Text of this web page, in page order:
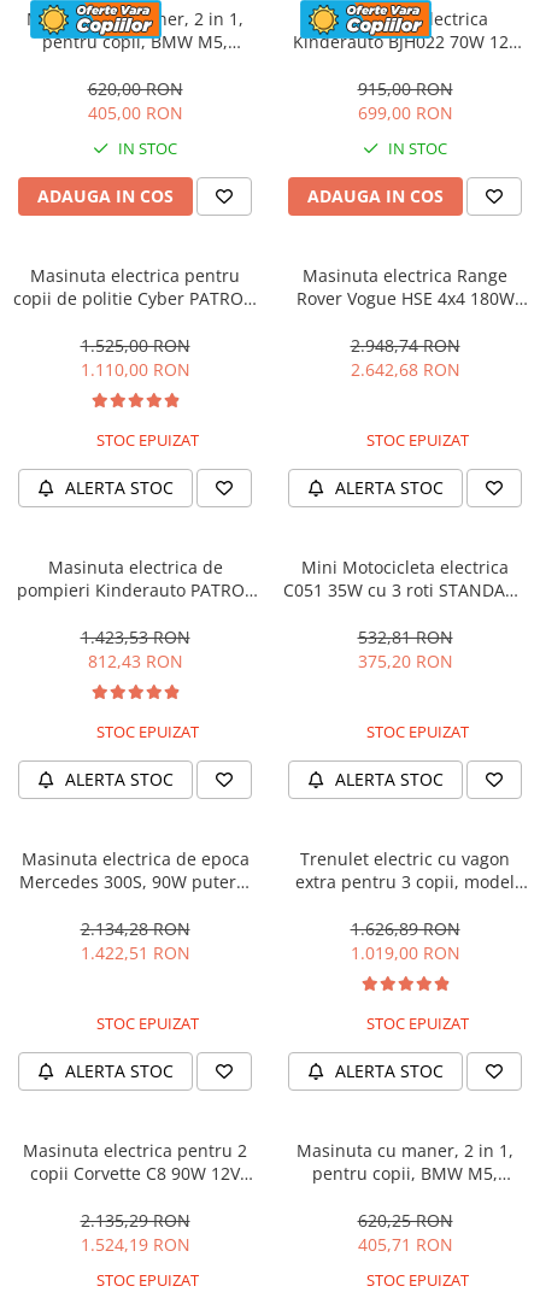
Masinuta cu maner, 2 in 1,
pentru copii, BMW M5,
620,00 RON
405,00 RON
IN STOC
ADAUGA IN COS
Motocicleta electrica
Kinderauto BJH022 70W 12V
culoare Rosie
915,00 RON
699,00 RON
IN STOC
ADAUGA IN COS
Masinuta electrica pentru
copii de politie Cyber PATROL,
90W, 12V, Black & White
1.525,00 RON
1.110,00 RON
STOC EPUIZAT
ALERTA STOC
Masinuta electrica Range
Rover Vogue HSE 4x4 180W
2.948,74 RON
2.642,68 RON
STOC EPUIZAT
ALERTA STOC
Masinuta electrica de
pompieri Kinderauto PATROL
1.423,53 RON
812,43 RON
STOC EPUIZAT
ALERTA STOC
Mini Motocicleta electrica
C051 35W cu 3 roti STANDARD
532,81 RON
375,20 RON
STOC EPUIZAT
ALERTA STOC
Masinuta electrica de epoca
Mercedes 300S, 90W putere,
2.134,28 RON
1.422,51 RON
STOC EPUIZAT
ALERTA STOC
Trenulet electric cu vagon
extra pentru 3 copii, model
music player, albastru
1.626,89 RON
1.019,00 RON
STOC EPUIZAT
ALERTA STOC
Masinuta electrica pentru 2
copii Corvette C8 90W 12V
2.135,29 RON
1.524,19 RON
STOC EPUIZAT
Masinuta cu maner, 2 in 1,
pentru copii, BMW M5,
620,25 RON
405,71 RON
STOC EPUIZAT